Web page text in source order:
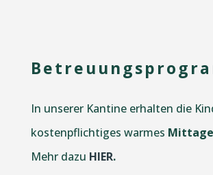
In unserer Kantine erhalten die
kostenpflichtiges warmes
Mehr dazu HIER.